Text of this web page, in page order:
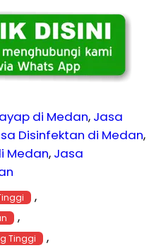
di Medan, Jasa
Disinfektan di Medan
Medan, Jasa
,
,
Tinggi ,